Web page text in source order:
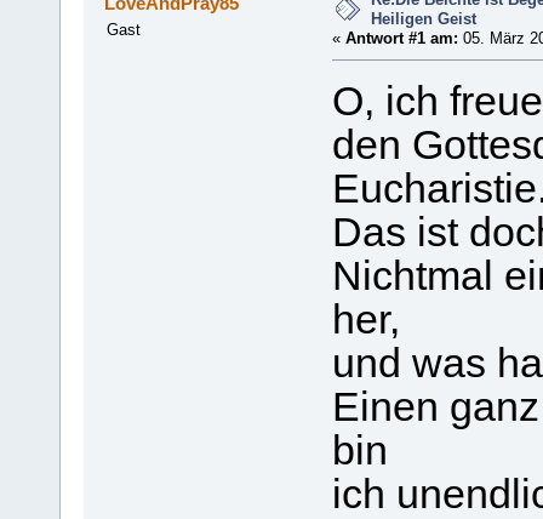
Gast
Heiligen Geist
« Antwort #1 am: 05. März
O, ich
den
Das ist
Nichtmal
her,
und was
Einen
bin
ich